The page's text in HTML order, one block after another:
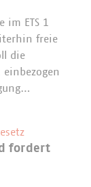
ETS 1
freie
die
fordert